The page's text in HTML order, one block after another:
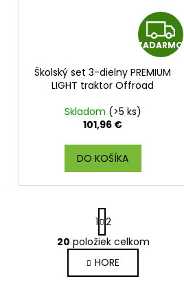
Z
A
ZADARMO
Školský set 3-dielny PREMIUM
LIGHT traktor Offroad
Skladom (>5 ks)
101,96 €
DO KOŠÍKA
O
v
l
S
t
r
á
n
k
1 2
20 položiek celkom
HORE